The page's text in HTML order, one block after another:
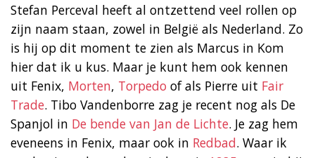
Stefan Perceval heeft al ontzettend veel rollen op
zijn naam staan, zowel in België als Nederland. Zo
is hij op dit moment te zien als Marcus in Kom
hier dat ik u kus. Maar je kunt hem ook kennen
uit Fenix, Morten, Torpedo of als Pierre uit Fair
Trade. Tibo Vandenborre zag je recent nog als De
Spanjol in De bende van Jan de Lichte. Je zag hem
eveneens in Fenix, maar ook in Redbad. Waar ik